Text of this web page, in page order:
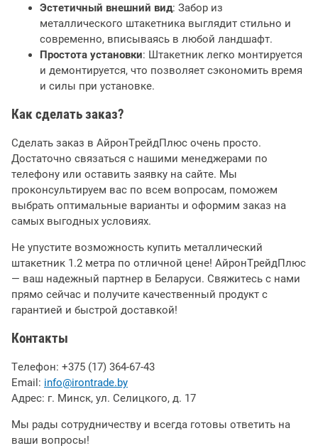
Эстетичный внешний вид: Забор из
металлического штакетника выглядит стильно и
современно, вписываясь в любой ландшафт.
Простота установки: Штакетник легко монтируется
и демонтируется, что позволяет сэкономить время
и силы при установке.
Как сделать заказ?
Сделать заказ в АйронТрейдПлюс очень просто.
Достаточно связаться с нашими менеджерами по
телефону или оставить заявку на сайте. Мы
проконсультируем вас по всем вопросам, поможем
выбрать оптимальные варианты и оформим заказ на
самых выгодных условиях.
Не упустите возможность купить металлический
штакетник 1.2 метра по отличной цене! АйронТрейдПлюс
— ваш надежный партнер в Беларуси. Свяжитесь с нами
прямо сейчас и получите качественный продукт с
гарантией и быстрой доставкой!
Контакты
Телефон: +375 (17) 364-67-43
Email: info@irontrade.by
Адрес: г. Минск, ул. Селицкого, д. 17
Мы рады сотрудничеству и всегда готовы ответить на
ваши вопросы!